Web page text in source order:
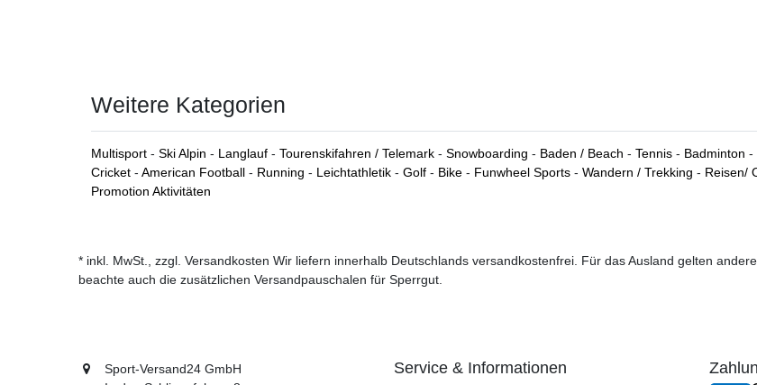
Weitere Kategorien
Multisport - Ski Alpin - Langlauf - Tourenskifahren / Telemark - Snowboarding - Baden / Beach - Tennis - Badminton -
Cricket - American Football - Running - Leichtathletik - Golf - Bike - Funwheel Sports - Wandern / Trekking - Reisen/
Promotion Aktivitäten
* inkl. MwSt., zzgl. Versandkosten Wir liefern innerhalb Deutschlands versandkostenfrei. Für das Ausland gelten
beachte auch die zusätzlichen Versandpauschalen für Sperrgut.
Sport-Versand24 GmbH
Service & Informationen